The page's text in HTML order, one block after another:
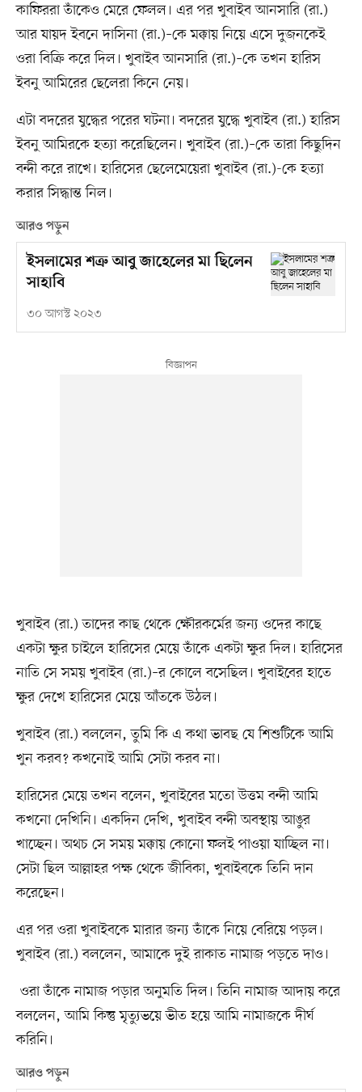
কাফিররা তাঁকেও মেরে ফেলল। এর পর খুবাইব আনসারি (রা.)
আর যায়দ ইবনে দাসিনা (রা.)–কে মক্কায় নিয়ে এসে দুজনকেই
ওরা বিক্রি করে দিল। খুবাইব আনসারি (রা.)–কে তখন হারিস
ইবনু আমিরের ছেলেরা কিনে নেয়।
এটা বদরের যুদ্ধের পরের ঘটনা। বদরের যুদ্ধে খুবাইব (রা.) হারিস
ইবনু আমিরকে হত্যা করেছিলেন। খুবাইব (রা.)–কে তারা কিছুদিন
বন্দী করে রাখে। হারিসের ছেলেমেয়েরা খুবাইব (রা.)-কে হত্যা
করার সিদ্ধান্ত নিল।
আরও পড়ুন
ইসলামের শত্রু আবু জাহেলের মা ছিলেন
সাহাবি
৩০ আগস্ট ২০২৩
খুবাইব (রা.) তাদের কাছ থেকে ক্ষৌরকর্মের জন্য ওদের কাছে
একটা ক্ষুর চাইলে হারিসের মেয়ে তাঁকে একটা ক্ষুর দিল। হারিসের
নাতি সে সময় খুবাইব (রা.)–র কোলে বসেছিল। খুবাইবের হাতে
ক্ষুর দেখে হারিসের মেয়ে আঁতকে উঠল।
খুবাইব (রা.) বললেন, তুমি কি এ কথা ভাবছ যে শিশুটিকে আমি
খুন করব? কখনোই আমি সেটা করব না।
হারিসের মেয়ে তখন বলেন, খুবাইবের মতো উত্তম বন্দী আমি
কখনো দেখিনি। একদিন দেখি, খুবাইব বন্দী অবস্থায় আঙুর
খাচ্ছেন। অথচ সে সময় মক্কায় কোনো ফলই পাওয়া যাচ্ছিল না।
সেটা ছিল আল্লাহর পক্ষ থেকে জীবিকা, খুবাইবকে তিনি দান
করেছেন।
এর পর ওরা খুবাইবকে মারার জন্য তাঁকে নিয়ে বেরিয়ে পড়ল।
খুবাইব (রা.) বললেন, আমাকে দুই রাকাত নামাজ পড়তে দাও।
ওরা তাঁকে নামাজ পড়ার অনুমতি দিল। তিনি নামাজ আদায় করে
বললেন, আমি কিন্তু মৃত্যুভয়ে ভীত হয়ে আমি নামাজকে দীর্ঘ
করিনি।
আরও পড়ুন